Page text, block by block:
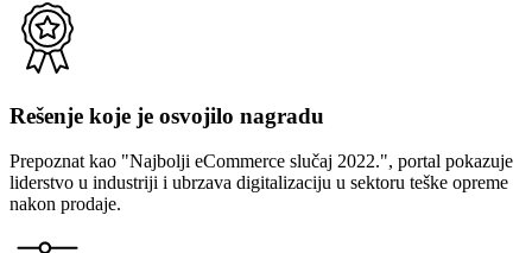
Rešenje koje je osvojilo nagradu
Prepoznat kao "Najbolji eCommerce slučaj 2022.", portal pokazuje
liderstvo u industriji i ubrzava digitalizaciju u sektoru teške opreme
nakon prodaje.